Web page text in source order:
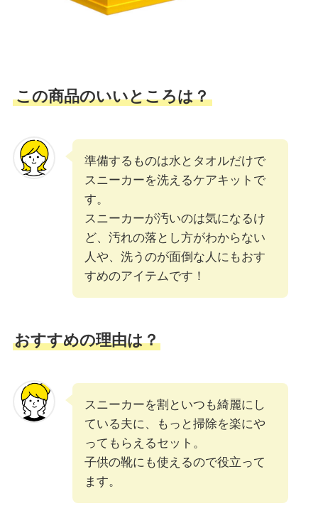
この商品のいいところは？
準備するものは水とタオルだけで
スニーカーを洗えるケアキットで
す。
スニーカーが汚いのは気になるけ
ど、汚れの落とし方がわからない
人や、洗うのが面倒な人にもおす
すめのアイテムです！
おすすめの理由は？
スニーカーを割といつも綺麗にし
ている夫に、もっと掃除を楽にや
ってもらえるセット。
子供の靴にも使えるので役立って
ます。